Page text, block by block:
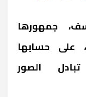
جمهورها
على حسابها
الصور